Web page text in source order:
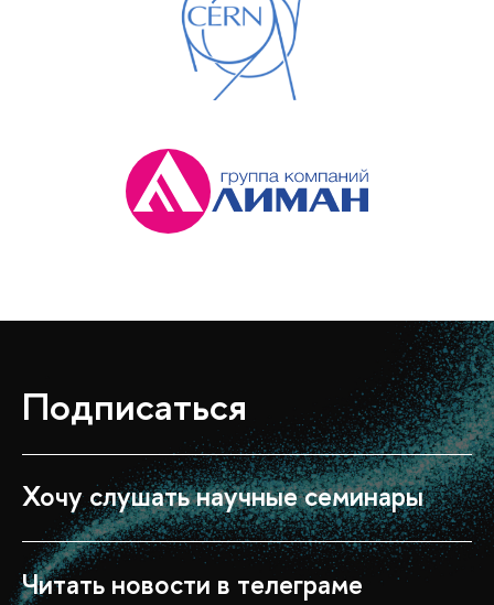
Подпиcаться
Хочу слушать научные семинары
Читать новости в телеграме